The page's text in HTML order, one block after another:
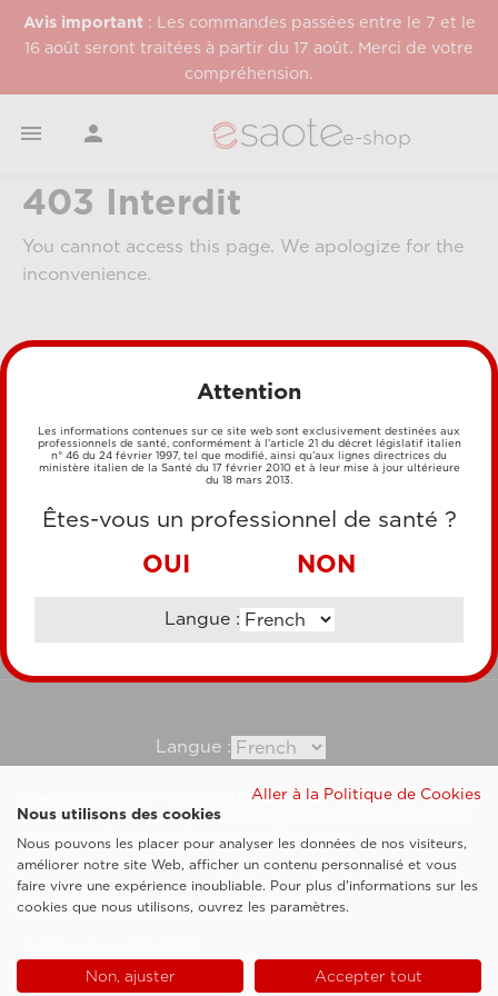
Avis important: Les commandes passées entre le 7 et le
16 août seront traitées à partir du 17 août. Merci de votre
compréhension.
  e-shop
403 Interdit
You cannot access this page. We apologize for the
inconvenience.
MÉTHODES DE PAIEMENT
VIREMENT BANCAIRE
Langue :
Esaote SpA ©2026 - Vat Code IT05131180969
Société soumise à la gestion et à la coordination de Shanghai Luzi Enterprise
Management Consultancy Center (Limited Partnership)
Clauses légales
Cookie Policy
Attention
Les informations contenues sur ce site web sont exclusivement destinées aux
professionnels de santé, conformément à l’article 21 du décret législatif italien
n° 46 du 24 février 1997, tel que modifié, ainsi qu’aux lignes directrices du
ministère italien de la Santé du 17 février 2010 et à leur mise à jour ultérieure
du 18 mars 2013.
Êtes-vous un professionnel de santé ?
OUI NON
Langue :
Aller à la Politique de Cookies
Nous utilisons des cookies
Nous pouvons les placer pour analyser les données de nos visiteurs,
améliorer notre site Web, afficher un contenu personnalisé et vous
faire vivre une expérience inoubliable. Pour plus d'informations sur les
cookies que nous utilisons, ouvrez les paramètres.
Non, ajuster Accepter tout